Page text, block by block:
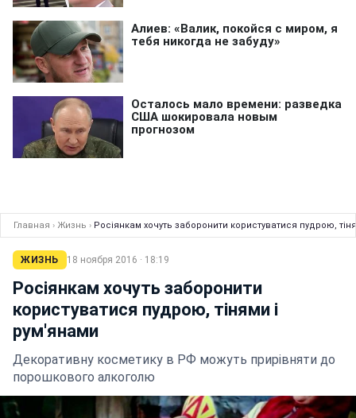
Главная › Жизнь › Росіянкам хочуть заборонити користуватися пудрою,
ЖИЗНЬ 18 ноября 2016 · 18:19
Росіянкам хочуть заборонити
користуватися пудрою, тінями і
рум'янами
Декоративну косметику в РФ можуть прирівняти до
порошкового алкоголю